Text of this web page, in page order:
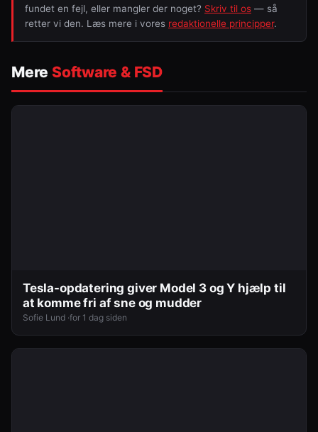
fundet en fejl, eller mangler der noget? Skriv til os — så
retter vi den. Læs mere i vores redaktionelle principper.
Mere Software & FSD
Tesla-opdatering giver Model 3 og Y hjælp til
at komme fri af sne og mudder
Sofie Lund ·for 1 dag siden